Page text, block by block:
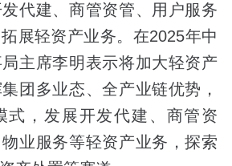
代建、商管资管、用户服务
展轻资产业务。在2025年中
主席李明表示将加大轻资产
团多业态、全产业链优势，
式，发展开发代建、商管资
业服务等轻资产业务，探索